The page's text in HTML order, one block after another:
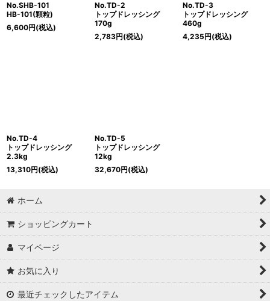
No.SHB-101
HB-101(顆粒)
6,600円(税込)
No.TD-2
トップドレッシング
170g
2,783円(税込)
No.TD-3
トップドレッシング
460g
4,235円(税込)
No.TD-4
トップドレッシング
2.3kg
13,310円(税込)
No.TD-5
トップドレッシング
12kg
32,670円(税込)
ホーム
ショッピングカート
マイページ
お気に入り
最近チェックしたアイテム